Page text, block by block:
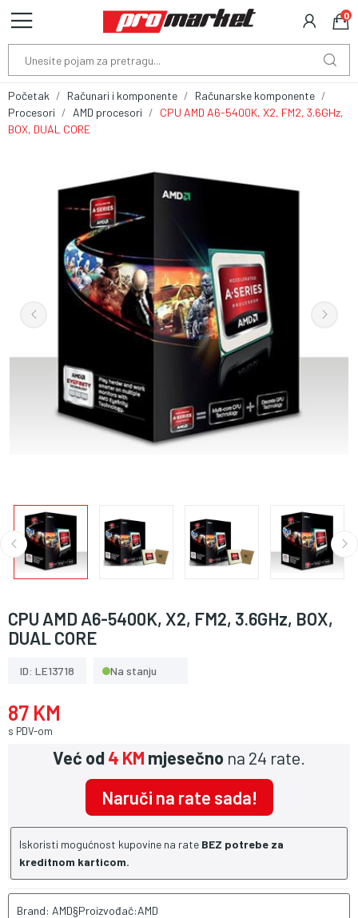
0
Početak Računari i komponente
Računarske komponente
Procesori
AMD procesori
CPU AMD A6-5400K, X2, FM2, 3.6GHz,
BOX, DUAL CORE
CPU AMD A6-5400K, X2, FM2, 3.6GHz, BOX,
DUAL CORE
ID: LE13718 Na stanju
87 KM
s PDV-om
Već od4 KM mjesečno na 24 rate.
Naruči na rate sada!
Iskoristi mogućnost kupovine na rate BEZ potrebe za
kreditnom karticom.
Brand: AMD§Proizvođač:AMD